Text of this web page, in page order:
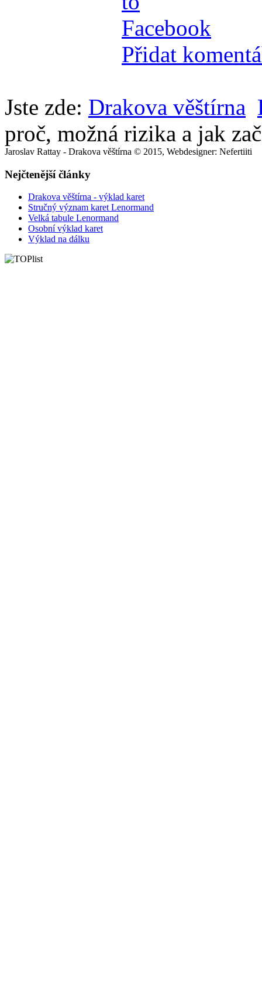
Přidat
Jste zde: Drakova věštírna
proč, možná rizika a jak
Jaroslav Rattay - Drakova věštírna © 2015, Webdesigner: Nefertiiti
Nejčtenější články
Drakova věštírna - výklad karet
Stručný význam karet Lenormand
Velká tabule Lenormand
Osobní výklad karet
Výklad na dálku